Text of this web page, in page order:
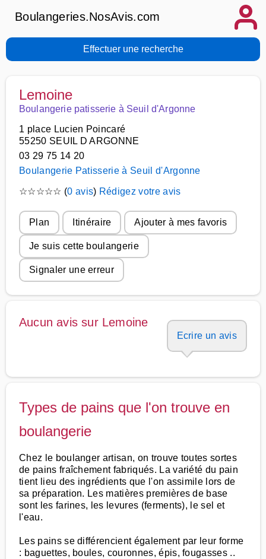
Boulangeries.NosAvis.com
Effectuer une recherche
Lemoine
Boulangerie patisserie à Seuil d'Argonne
1 place Lucien Poincaré
55250 SEUIL D ARGONNE
03 29 75 14 20
Boulangerie Patisserie à Seuil d'Argonne
☆☆☆☆☆ (0 avis) Rédigez votre avis
Plan Itinéraire Ajouter à mes favoris
Je suis cette boulangerie
Signaler une erreur
Aucun avis sur Lemoine
Ecrire un avis
Types de pains que l'on trouve en
boulangerie
Chez le boulanger artisan, on trouve toutes sortes
de pains fraîchement fabriqués. La variété du pain
tient lieu des ingrédients que l'on assimile lors de
sa préparation. Les matières premières de base
sont les farines, les levures (ferments), le sel et
l'eau.
Les pains se différencient également par leur forme
: baguettes, boules, couronnes, épis, fougasses ..